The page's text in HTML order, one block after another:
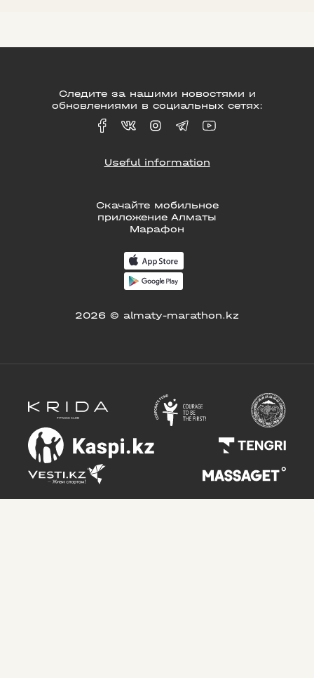
Скачайте мобильное
приложение Алматы
Марафон
2026 © almaty-marathon.kz
Следите за нашими новостями и
обновлениями в социальных сетях:
Useful information